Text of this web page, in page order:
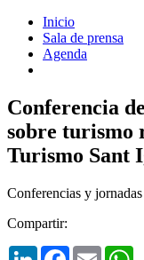
Inicio
Sala de prensa
Agenda
Conferencia
sobre turismo
Turismo Sant
Conferencias y jornadas
Compartir:
LinkedInFacebook
Email